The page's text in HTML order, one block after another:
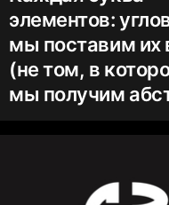
элементов:
мы поставим их
(не том, в
мы получим